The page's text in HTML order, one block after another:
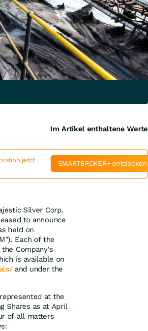
Silver Corp.
to announce
held on
Each of the
Company's
is available on
and under the
at the
Shares as at April
of all matters
Im Artikel enthaltene Werte
jetzt
SMARTBROKER+ entdecken